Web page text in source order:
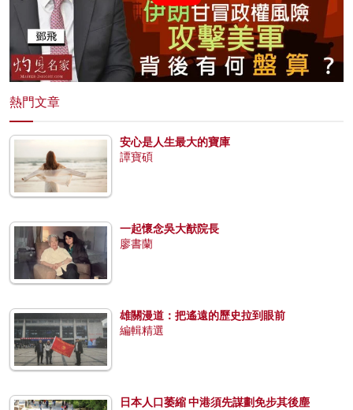
熱門文章
安心是人生最大的寶庫
譚寶碩
一起懷念吳大猷院長
廖書蘭
雄關漫道：把遙遠的歷史拉到眼前
編輯精選
日本人口萎縮 中港須先謀劃免步其後塵